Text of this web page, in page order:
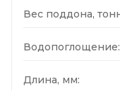
Вес поддона,
Водопоглощение:
Длина, мм: